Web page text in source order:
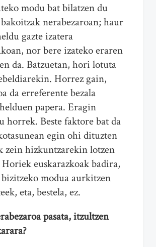
modu bat bilatzen du
nerabezaroan; haur
gazte izatera
nor bere izateko eraren
da. Batzuetan, hori lotuta
Horrez gain,
da erreferente bezala
papera. Eragin
horrek. Beste faktore bat da
egin ohi dituzten
zein hizkuntzarekin lotzen
euskarazkoak badira,
bizitzeko modua aurkitzen
eta, bestela, ez.
pasata, itzultzen